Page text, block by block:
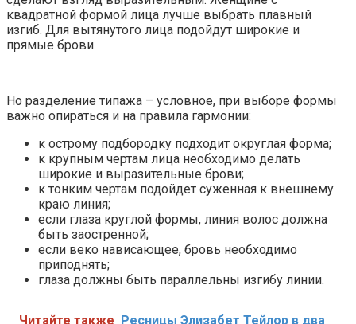
квадратной формой лица лучше выбрать плавный
изгиб. Для вытянутого лица подойдут широкие и
прямые брови.
Но разделение типажа – условное, при выборе формы
важно опираться и на правила гармонии:
к острому подбородку подходит округлая форма;
к крупным чертам лица необходимо делать
широкие и выразительные брови;
к тонким чертам подойдет суженная к внешнему
краю линия;
если глаза круглой формы, линия волос должна
быть заостренной;
если веко нависающее, бровь необходимо
приподнять;
глаза должны быть параллельны изгибу линии.
Читайте также Ресницы Элизабет Тейлор в два